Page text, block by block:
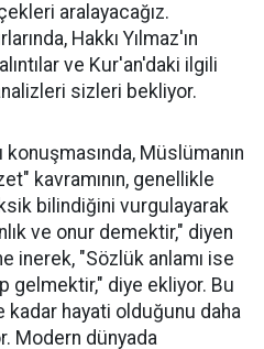
aralayacağız.
Hakkı Yılmaz'ın
ve Kur'an'daki ilgili
sizleri bekliyor.
konuşmasında, Müslümanın
kavramının, genellikle
bilindiğini vurgulayarak
ve onur demektir," diyen
inerek, "Sözlük anlamı ise
gelmektir," diye ekliyor. Bu
kadar hayati olduğunu daha
Modern dünyada